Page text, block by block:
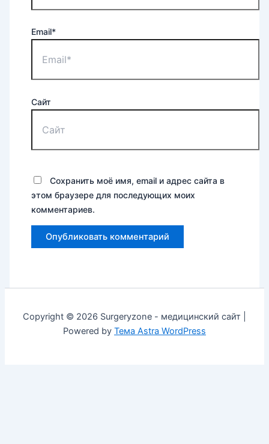
Email*
Сайт
Сохранить моё имя, email и адрес сайта в
этом браузере для последующих моих
комментариев.
Copyright © 2026 Surgeryzone - медицинский сайт |
Powered by Тема Astra WordPress